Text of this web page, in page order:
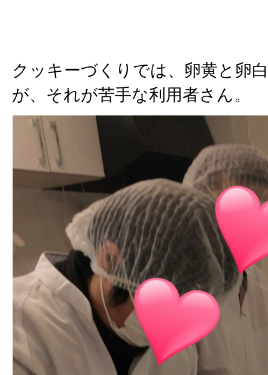
クッキーづくりでは、卵黄と卵
が、それが苦手な利用者さん。